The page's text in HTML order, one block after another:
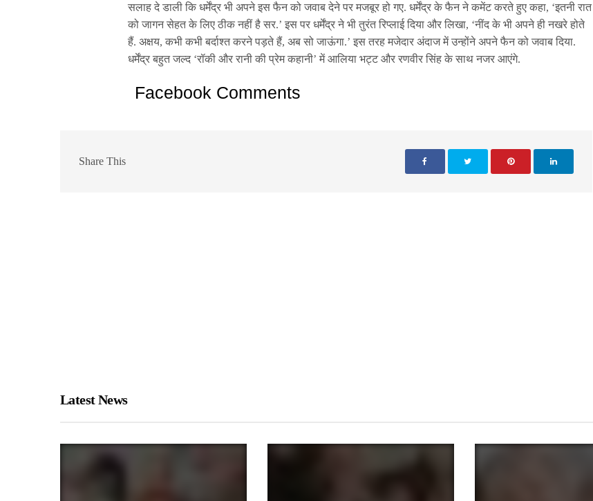
सलाह दे डाली कि धर्मेंद्र भी अपने इस फैन को जवाब देने पर मजबूर हो गए. धर्मेंद्र के फैन ने कमेंट करते हुए कहा, ‘इतनी रात
को जागन सेहत के लिए ठीक नहीं है सर.’ इस पर धर्मेंद्र ने भी तुरंत रिप्लाई दिया और लिखा, ‘नींद के भी अपने ही नखरे होते
हैं. अक्षय, कभी कभी बर्दाश्त करने पड़ते हैं, अब सो जाऊंगा.’ इस तरह मजेदार अंदाज में उन्होंने अपने फैन को जवाब दिया.
धर्मेंद्र बहुत जल्द ‘रॉकी और रानी की प्रेम कहानी’ में आलिया भट्ट और रणवीर सिंह के साथ नजर आएंगे.
Facebook Comments
Share This
Latest News